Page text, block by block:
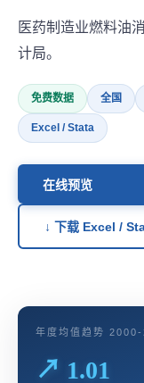
医药制造业燃料油
计局。
免费数据 全国
Excel / Stata
在线预览
↓ 下载 Excel /
年度均值趋势
↗ 1.01